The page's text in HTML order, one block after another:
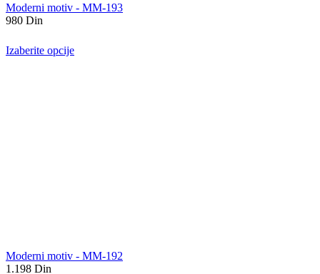
Moderni motiv - MM-193
980 Din
Izaberite opcije
Moderni motiv - MM-192
1.198 Din